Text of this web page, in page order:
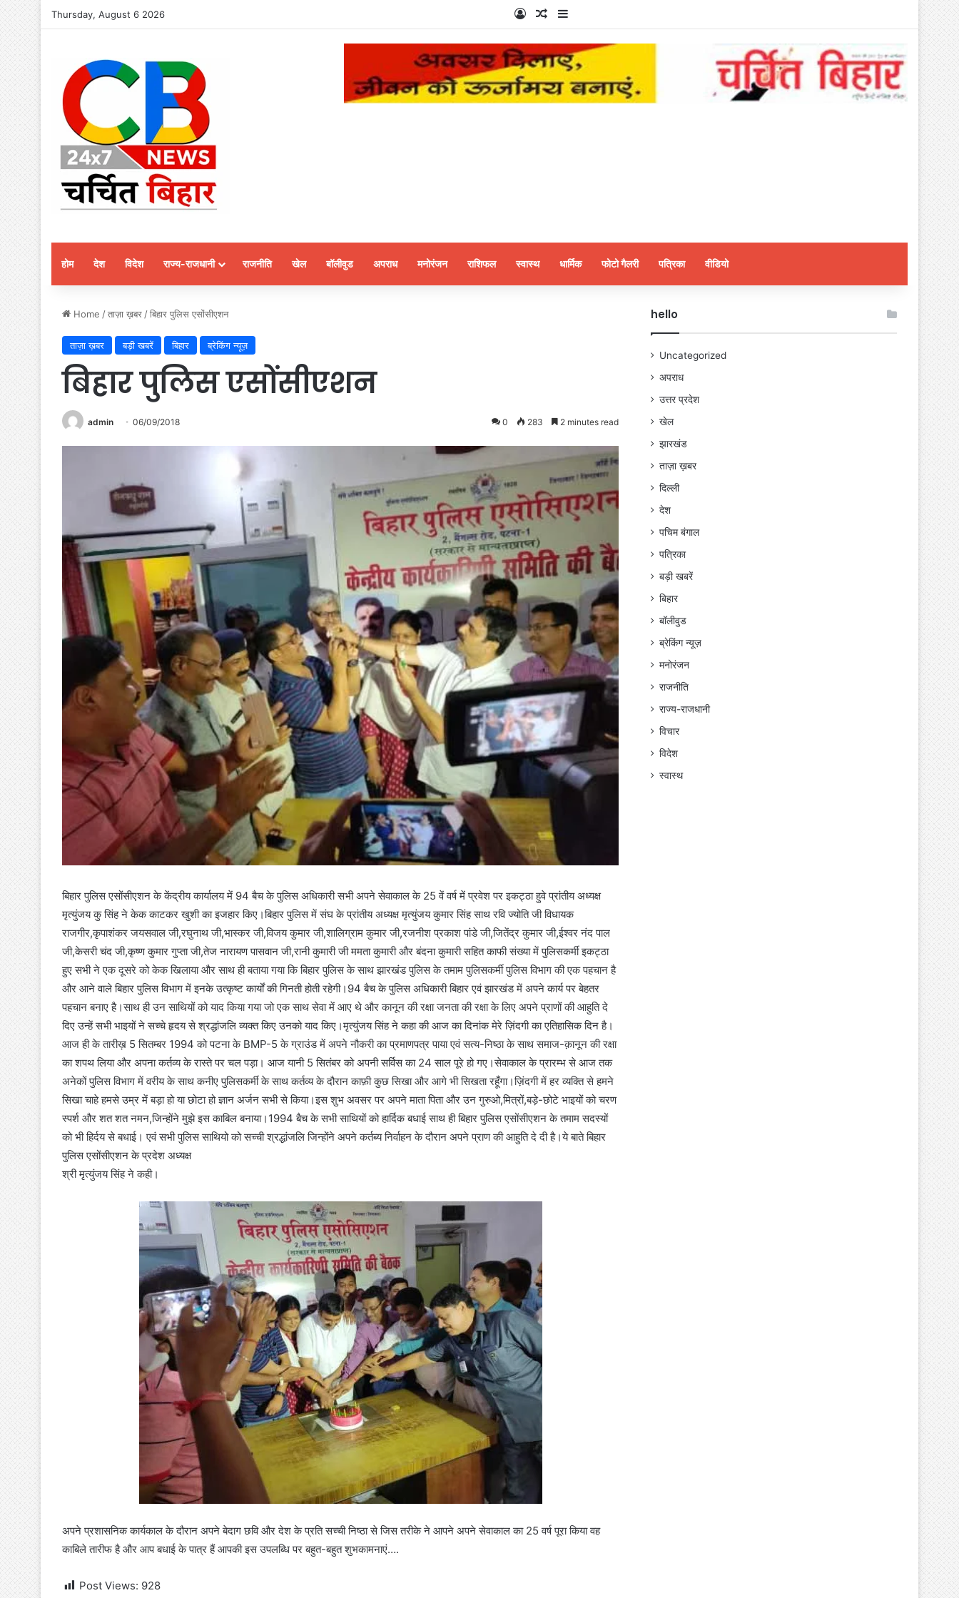
Thursday, August 6 2026 Log InRandom Article
Sidebar
होम देश विदेश राज्य-राजधानी राजनीति खेल बॉलीवुड अपराध मनोरंजन राशिफल स्वास्थ धार्मिक फोटो गैलरी पत्रिका वीडियो
Home /ताज़ा ख़बर /बिहार पुलिस एसोंसीएशन
ताज़ा ख़बर बड़ी खबरें बिहार ब्रेकिंग न्यूज़
बिहार पुलिस एसोंसीएशन
admin 06/09/2018 0 283 2 minutes read
बिहार पुलिस एसोंसीएशन के केंद्रीय कार्यालय में 94 बैच के पुलिस अधिकारी सभी अपने सेवाकाल के 25 वें वर्ष में प्रवेश पर इकट्ठा हुवे प्रांतीय अध्यक्ष
मृत्युंजय कु सिंह ने केक काटकर खुशी का इजहार किए।बिहार पुलिस में संघ के प्रांतीय अध्यक्ष मृत्युंजय कुमार सिंह साथ रवि ज्योति जी विधायक
राजगीर,कृपाशंकर जयसवाल जी,रघुनाथ जी,भास्कर जी,विजय कुमार जी,शालिग्राम कुमार जी,रजनीश प्रकाश पांडे जी,जितेंद्र कुमार जी,ईश्वर नंद पाल
जी,केसरी चंद जी,कृष्ण कुमार गुप्ता जी,तेज नारायण पासवान जी,रानी कुमारी जी ममता कुमारी और बंदना कुमारी सहित काफी संख्या में पुलिसकर्मी इकट्ठा
हुए सभी ने एक दूसरे को केक खिलाया और साथ ही बताया गया कि बिहार पुलिस के साथ झारखंड पुलिस के तमाम पुलिसकर्मी पुलिस विभाग की एक पहचान है
और आने वाले बिहार पुलिस विभाग में इनके उत्कृष्ट कार्यों की गिनती होती रहेगी।94 बैच के पुलिस अधिकारी बिहार एवं झारखंड में अपने कार्य पर बेहतर
पहचान बनाए है।साथ ही उन साथियों को याद किया गया जो एक साथ सेवा में आए थे और कानून की रक्षा जनता की रक्षा के लिए अपने प्राणों की आहुति दे
दिए उन्हें सभी भाइयों ने सच्चे हृदय से श्रद्धांजलि व्यक्त किए उनको याद किए।मृत्युंजय सिंह ने कहा की आज का दिनांक मेरे ज़िंदगी का एतिहासिक दिन है।
आज ही के तारीख़ 5 सितम्बर 1994 को पटना के BMP-5 के ग्राउंड में अपने नौकरी का प्रमाणपत्र पाया एवं सत्य-निष्ठा के साथ समाज-क़ानून की रक्षा
का शपथ लिया और अपना कर्तव्य के रास्ते पर चल पड़ा। आज यानी 5 सितंबर को अपनी सर्विस का 24 साल पूरे हो गए।सेवाकाल के प्रारम्भ से आज तक
अनेकों पुलिस विभाग में वरीय के साथ कनीए पुलिसकर्मी के साथ कर्तव्य के दौरान काफ़ी कुछ सिखा और आगे भी सिखता रहूँगा।ज़िंदगी में हर व्यक्ति से हमने
सिखा चाहे हमसे उम्र में बड़ा हो या छोटा हो ज्ञान अर्जन सभी से किया।इस शुभ अवसर पर अपने माता पिता और उन गुरुओ,मित्रों,बड़े-छोटे भाइयों को चरण
स्पर्श और शत शत नमन,जिन्होंने मुझे इस काबिल बनाया।1994 बैच के सभी साथियों को हार्दिक बधाई साथ ही बिहार पुलिस एसोंसीएशन के तमाम सदस्यों
को भी हिर्दय से बधाई। एवं सभी पुलिस साथियो को सच्ची श्रद्धांजलि जिन्होंने अपने कर्तब्य निर्वाहन के दौरान अपने प्राण की आहुति दे दी है।ये बाते बिहार
पुलिस एसोंसीएशन के प्रदेश अध्यक्ष
श्री मृत्युंजय सिंह ने कही।
अपने प्रशासनिक कार्यकाल के दौरान अपने बेदाग छवि और देश के प्रति सच्ची निष्ठा से जिस तरीके ने आपने अपने सेवाकाल का 25 वर्ष पूरा किया वह
काबिले तारीफ है और आप बधाई के पात्र हैं आपकी इस उपलब्धि पर बहुत-बहुत शुभकामनाएं….
Post Views: 928
hello
Uncategorized
अपराध
उत्तर प्रदेश
खेल
झारखंड
ताज़ा ख़बर
दिल्ली
देश
पचिम बंगाल
पत्रिका
बड़ी खबरें
बिहार
बॉलीवुड
ब्रेकिंग न्यूज़
मनोरंजन
राजनीति
राज्य-राजधानी
विचार
विदेश
स्वास्थ